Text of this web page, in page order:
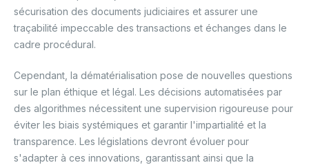
sécurisation des documents judiciaires et assurer une
traçabilité impeccable des transactions et échanges dans le
cadre procédural.
Cependant, la dématérialisation pose de nouvelles questions
sur le plan éthique et légal. Les décisions automatisées par
des algorithmes nécessitent une supervision rigoureuse pour
éviter les biais systémiques et garantir l'impartialité et la
transparence. Les législations devront évoluer pour
s'adapter à ces innovations, garantissant ainsi que la